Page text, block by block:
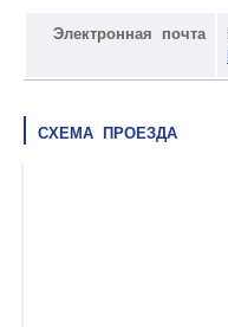
Электронная почта
СХЕМА ПРОЕЗДА